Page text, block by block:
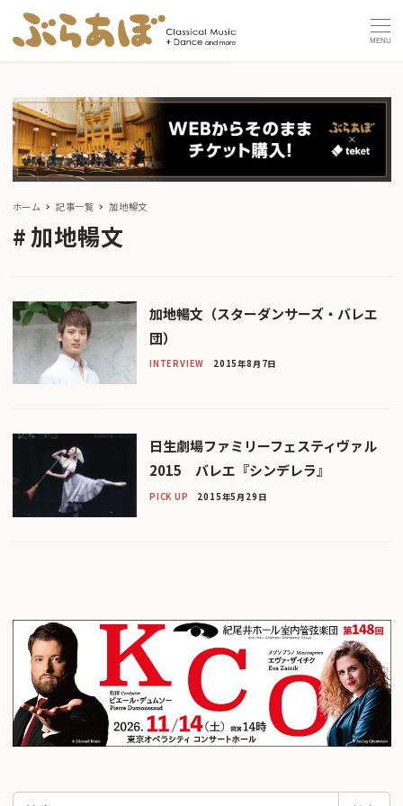
MENU
ホーム 記事一覧 加地暢文
加地暢文
加地暢文（スターダンサーズ・バレエ
団）
INTERVIEW 2015年8月7日
日生劇場ファミリーフェスティヴァル
2015 バレエ『シンデレラ』
PICK UP 2015年5月29日
検